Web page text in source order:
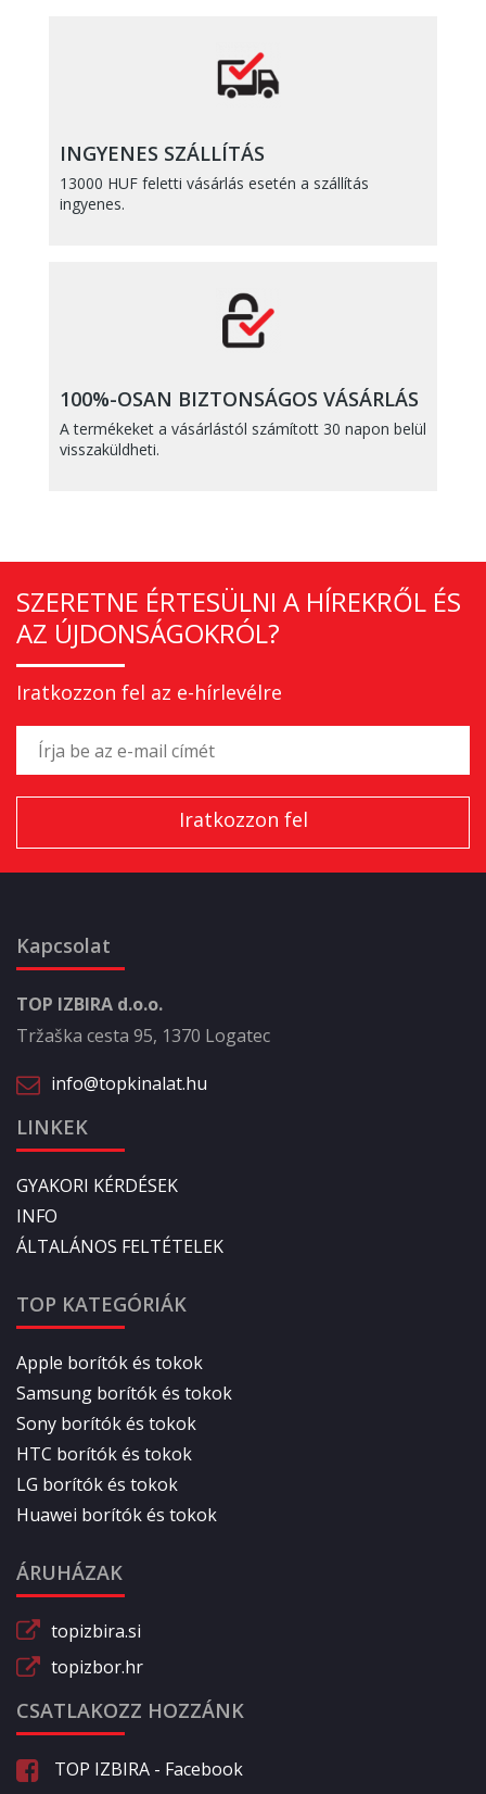
INGYENES SZÁLLÍTÁS
13000 HUF feletti vásárlás esetén a szállítás
ingyenes.
100%-OSAN BIZTONSÁGOS VÁSÁRLÁS
A termékeket a vásárlástól számított 30 napon belül
visszaküldheti.
SZERETNE ÉRTESÜLNI A HÍREKRŐL ÉS
AZ ÚJDONSÁGOKRÓL?
Iratkozzon fel az e-hírlevélre
Kapcsolat
TOP IZBIRA d.o.o.
Tržaška cesta 95, 1370 Logatec
info@topkinalat.hu
LINKEK
GYAKORI KÉRDÉSEK
INFO
ÁLTALÁNOS FELTÉTELEK
TOP KATEGÓRIÁK
Apple borítók és tokok
Samsung borítók és tokok
Sony borítók és tokok
HTC borítók és tokok
LG borítók és tokok
Huawei borítók és tokok
ÁRUHÁZAK
topizbira.si
topizbor.hr
CSATLAKOZZ HOZZÁNK
TOP IZBIRA - Facebook